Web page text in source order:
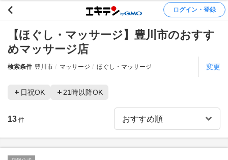
ログイン・登録
【ほぐし・マッサージ】豊川市のおすす
めマッサージ店
検索条件 豊川市 マッサージ ほぐし・マッサージ 変更
日祝OK 21時以降OK
13 件